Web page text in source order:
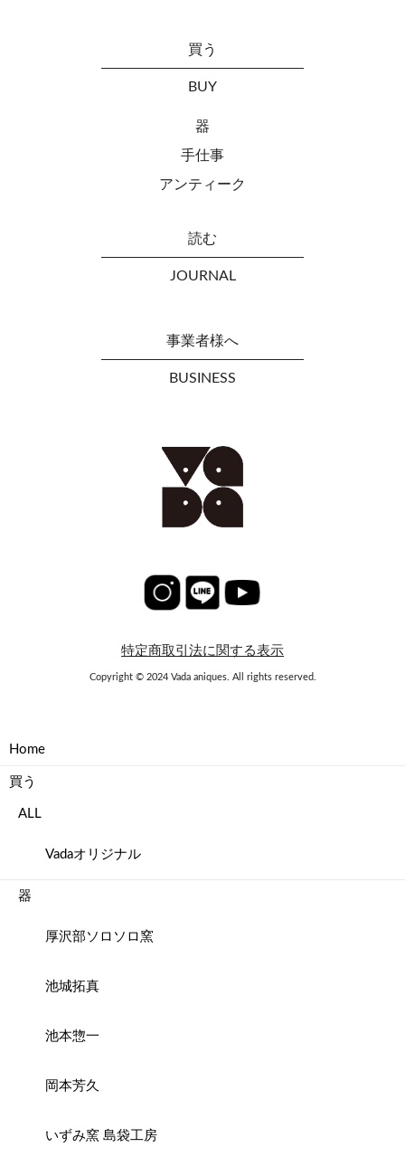
Home
買う
ALL
Vadaオリジナル
器
厚沢部ソロソロ窯
池城拓真
池本惣一
岡本芳久
いずみ窯 島袋工房
買う
BUY
器
手仕事
アンティーク
読む
JOURNAL
事業者様へ
BUSINESS
特定商取引法に関する表示
Copyright © 2024 Vada aniques. All rights reserved.